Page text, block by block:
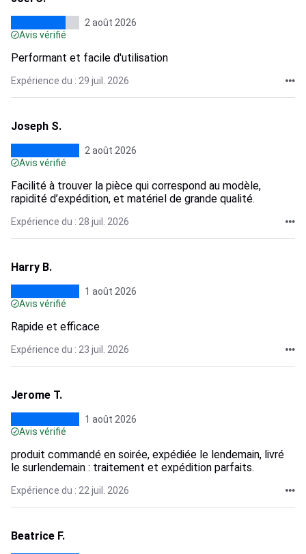
2 août 2026
Avis vérifié
Performant et facile d'utilisation
Expérience du : 29 juil. 2026
Joseph S.
2 août 2026
Avis vérifié
Facilité à trouver la pièce qui correspond au modèle,
rapidité d’expédition, et matériel de grande qualité.
Expérience du : 28 juil. 2026
Harry B.
1 août 2026
Avis vérifié
Rapide et efficace
Expérience du : 23 juil. 2026
Jerome T.
1 août 2026
Avis vérifié
produit commandé en soirée, expédiée le lendemain, livré
le surlendemain : traitement et expédition parfaits.
Expérience du : 22 juil. 2026
Beatrice F.